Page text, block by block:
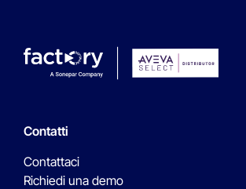
Contatti
Contattaci
Richiedi una demo